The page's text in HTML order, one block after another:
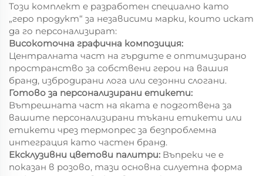
Този комплект е разработен специално като
„геро продукт“ за независими марки, които искат
да го персонализират:
Високоточна графична композиция:
Централната част на гърдите е оптимизирано
пространство за собствени герои на вашия
бранд, избродирани лога или сезонни слогани.
Готово за персонализирани етикети:
Вътрешната част на яката е подготвена за
вашите персонализирани тъкани етикети или
етикети чрез термопрес за безпроблемна
интеграция като частен бранд.
Ексклузивни цветови палитри: Въпреки че е
показан в розово, тази основна силуетна форма